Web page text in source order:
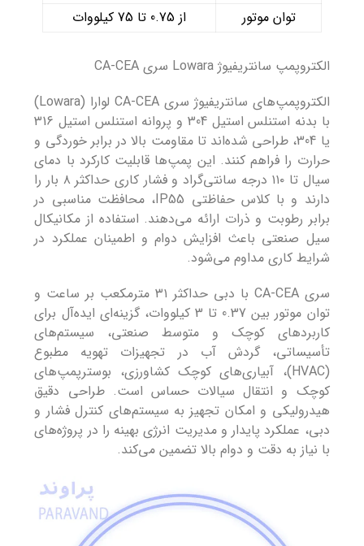
توان موتور
از 0.75 تا 75 کیلووات
الکتروپمپ سانتریفیوژ Lowara سری CA-CEA
الکتروپمپ‌های سانتریفیوژ سری CA-CEA لوارا (Lowara)
با بدنه استنلس استیل 304 و پروانه استنلس استیل 316
یا 304، طراحی شده‌اند تا مقاومت بالا در برابر خوردگی و
حرارت را فراهم کنند. این پمپ‌ها قابلیت کارکرد با دمای
سیال تا ۱۱۰ درجه سانتی‌گراد و فشار کاری حداکثر ۸ بار را
دارند و با کلاس حفاظتی IP55، محافظت مناسبی در
برابر رطوبت و ذرات ارائه می‌دهند. استفاده از مکانیکال
سیل صنعتی باعث افزایش دوام و اطمینان عملکرد در
شرایط کاری مداوم می‌شود.
سری CA-CEA با دبی حداکثر ۳۱ مترمکعب بر ساعت و
توان موتور بین 0.37 تا 3 کیلووات، گزینه‌ای ایده‌آل برای
کاربردهای کوچک و متوسط صنعتی، سیستم‌های
تأسیساتی، گردش آب در تجهیزات تهویه مطبوع
(HVAC)، آبیاری‌های کوچک کشاورزی، بوسترپمپ‌های
کوچک و انتقال سیالات حساس است. طراحی دقیق
هیدرولیکی و امکان تجهیز به سیستم‌های کنترل فشار و
دبی، عملکرد پایدار و مدیریت انرژی بهینه را در پروژه‌های
با نیاز به دقت و دوام بالا تضمین می‌کند.